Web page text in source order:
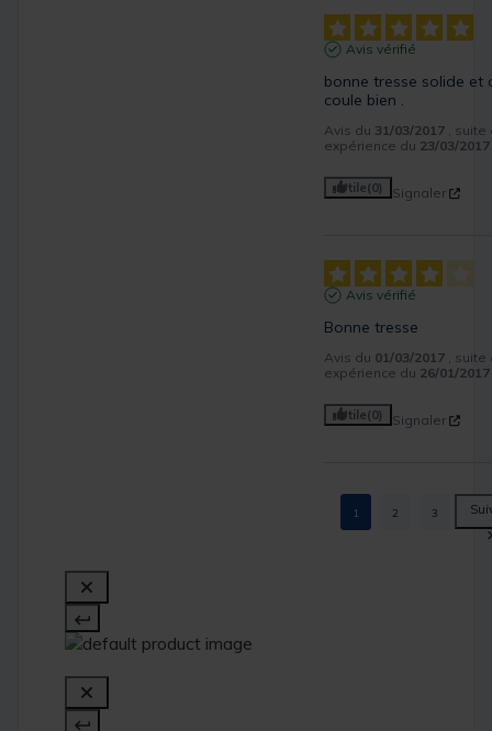
Avis vérifié
bonne tresse solide et
coule bien .
Avis du 31/03/2017 , suite
expérience du 23/03/2017
Utile(0) Signaler
Avis vérifié
Bonne tresse
Avis du 01/03/2017 , suite
expérience du 26/01/2017
Utile(0) Signaler
1 2 3